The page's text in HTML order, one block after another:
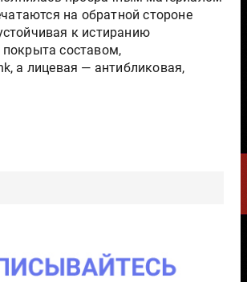
на обратной стороне
к истиранию
составом,
а лицевая — антибликовая,